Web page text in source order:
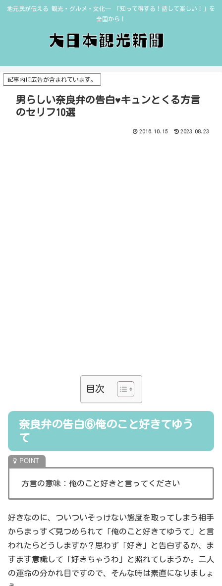
地元民が伝える 観光・グルメ・文化… 「知って得する！話して楽しい！」を
全国から！
記事内に広告が含まれています。
男らしい奈良弁の告白♥キュンとくる方言
のセリフ10選
2016.10.15 2023.08.23
目次
奈良弁の告白⑥俺のこと好きてゆう
て
方言の意味：俺のこと好きと言ってください
好きなのに、ついついそっけない態度を取ってしまう相手
からまっすぐ見つめられて「俺のこと好きてゆうて」と言
われたらどうしますか？思わず「好き」と告白するか、ま
すます意識して「好きちゃうわ」と照れてしまうか。二人
の運命の分かれ目ですので、そんな時は素直になりましょ